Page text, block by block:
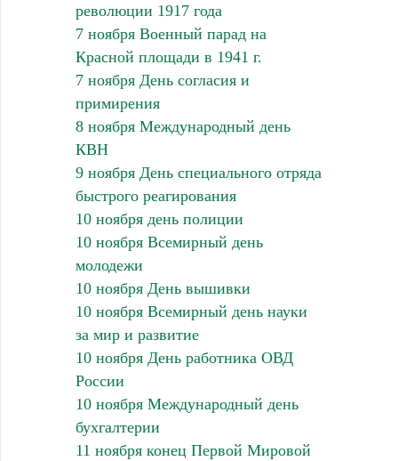
революции 1917 года
7 ноября Военный парад на
Красной площади в 1941 г.
7 ноября День согласия и
примирения
8 ноября Международный день
КВН
9 ноября День специального отряда
быстрого реагирования
10 ноября день полиции
10 ноября Всемирный день
молодежи
10 ноября День вышивки
10 ноября Всемирный день науки
за мир и развитие
10 ноября День работника ОВД
России
10 ноября Международный день
бухгалтерии
11 ноября конец Первой Мировой